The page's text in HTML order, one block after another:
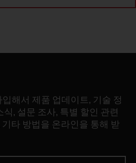
해서 제품 업데이트, 기술 정
식, 설문 조사, 특별 할인 관련
타 방법을 온라인을 통해 받